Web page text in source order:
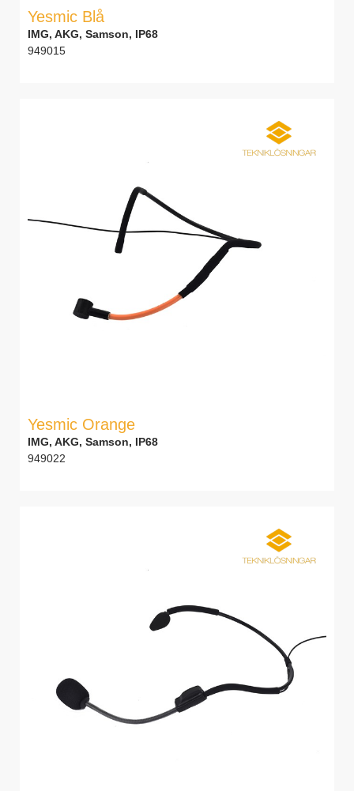
Yesmic Blå
IMG, AKG, Samson, IP68
949015
Yesmic Orange
IMG, AKG, Samson, IP68
949022